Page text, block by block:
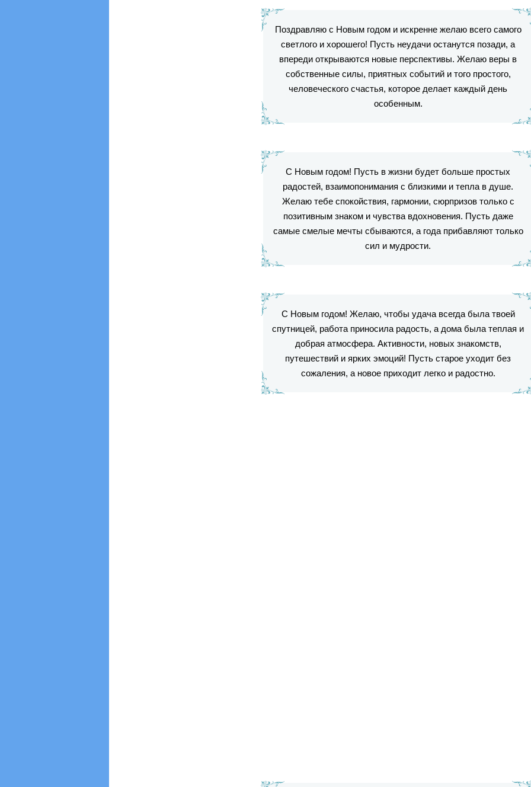
Поздравляю с Новым годом и искренне желаю всего самого
светлого и хорошего! Пусть неудачи останутся позади, а
впереди открываются новые перспективы. Желаю веры в
собственные силы, приятных событий и того простого,
человеческого счастья, которое делает каждый день
особенным.
С Новым годом! Пусть в жизни будет больше простых
радостей, взаимопонимания с близкими и тепла в душе.
Желаю тебе спокойствия, гармонии, сюрпризов только с
позитивным знаком и чувства вдохновения. Пусть даже
самые смелые мечты сбываются, а года прибавляют только
сил и мудрости.
С Новым годом! Желаю, чтобы удача всегда была твоей
спутницей, работа приносила радость, а дома была теплая и
добрая атмосфера. Активности, новых знакомств,
путешествий и ярких эмоций! Пусть старое уходит без
сожаления, а новое приходит легко и радостно.